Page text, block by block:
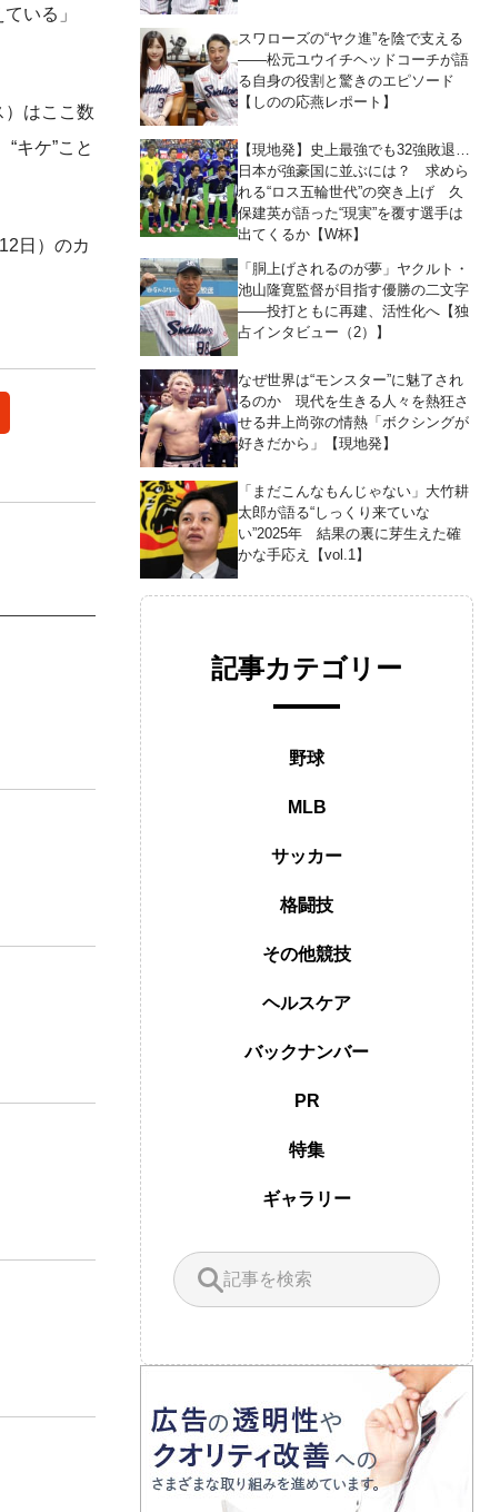
いる」
はここ数
キケ”こと
日）のカ
スワローズの“ヤク進”を陰で支える
――松元ユウイチヘッドコーチが語
る自身の役割と驚きのエピソード
【しのの応燕レポート】
【現地発】史上最強でも32強敗退…
日本が強豪国に並ぶには？ 求めら
れる“ロス五輪世代”の突き上げ 久
保建英が語った“現実”を覆す選手は
出てくるか【W杯】
「胴上げされるのが夢」ヤクルト・
池山隆寛監督が目指す優勝の二文字
――投打ともに再建、活性化へ【独
占インタビュー（2）】
なぜ世界は“モンスター”に魅了され
るのか 現代を生きる人々を熱狂さ
せる井上尚弥の情熱「ボクシングが
好きだから」【現地発】
「まだこんなもんじゃない」大竹耕
太郎が語る“しっくり来ていな
い”2025年 結果の裏に芽生えた確
かな手応え【vol.1】
記事カテゴリー
野球
MLB
サッカー
格闘技
その他競技
ヘルスケア
バックナンバー
PR
特集
ギャラリー